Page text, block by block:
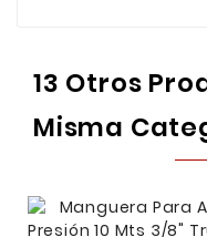
13 Otros
Misma